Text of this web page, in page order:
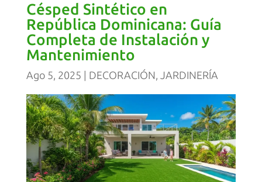
Césped Sintético en
República Dominicana: Guía
Completa de Instalación y
Mantenimiento
Ago 5, 2025 DECORACIÓN, JARDINERÍA